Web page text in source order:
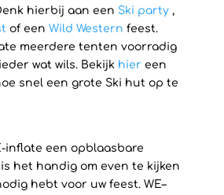
hierbij aan een Ski party,
of een Wild Western feest.
meerdere tenten voorradig
wat wils. Bekijk hier een
snel een grote Ski hut op te
inflate een opblaasbare
het handig om even te kijken
hebt voor uw feest. WE–